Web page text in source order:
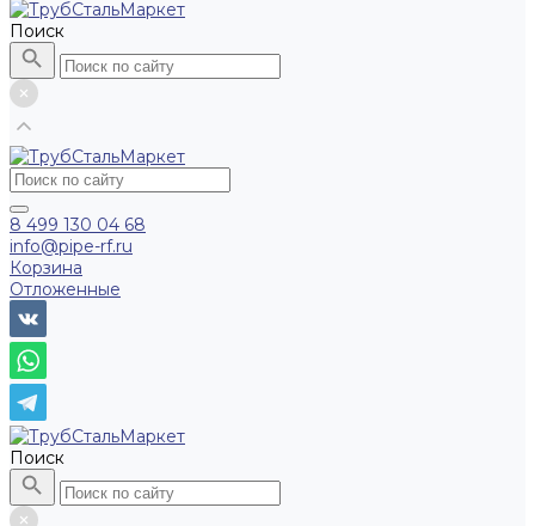
Поиск
8 499 130 04 68
info@pipe-rf.ru
Корзина
Отложенные
Поиск